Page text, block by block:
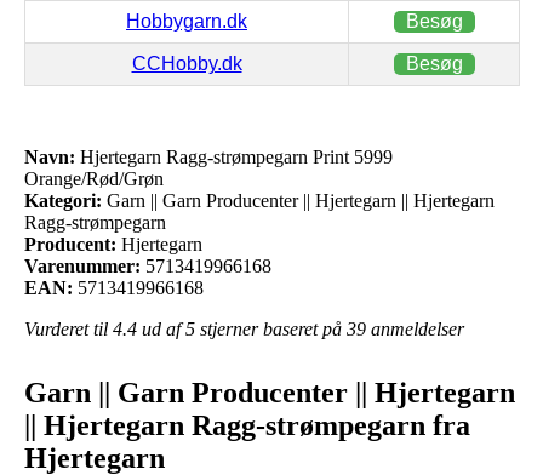
Hobbygarn.dk Besøg
CCHobby.dk Besøg
Navn: Hjertegarn Ragg-strømpegarn Print 5999
Orange/Rød/Grøn
Kategori: Garn || Garn Producenter || Hjertegarn || Hjertegarn
Ragg-strømpegarn
Producent: Hjertegarn
Varenummer: 5713419966168
EAN: 5713419966168
Vurderet til 4.4 ud af 5 stjerner baseret på 39 anmeldelser
Garn || Garn Producenter || Hjertegarn
|| Hjertegarn Ragg-strømpegarn fra
Hjertegarn